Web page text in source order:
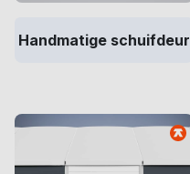
Handmatige schuifdeur